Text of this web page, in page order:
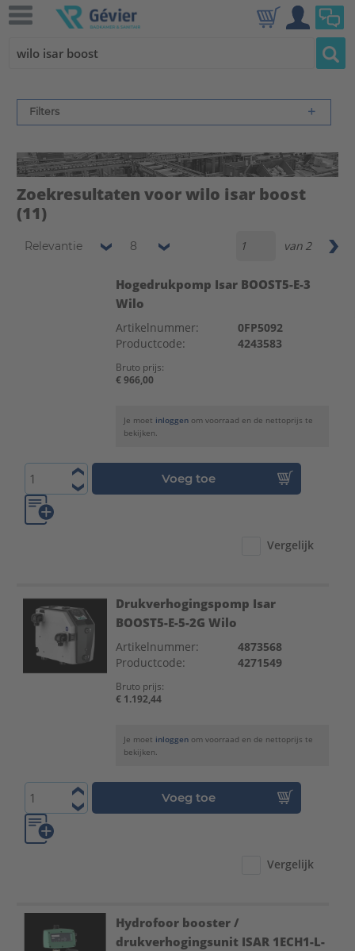
Filters
Zoekresultaten voor wilo isar boost
(11)
Relevantie 8 van 2
Hogedrukpomp Isar BOOST5-E-3
Wilo
Artikelnummer:
0FP5092
Productcode:
4243583
Bruto prijs:
€ 966,00
Je moet inloggen om voorraad en de nettoprijs te
bekijken.
Voeg toe
Vergelijk
Drukverhogingspomp Isar
BOOST5-E-5-2G Wilo
Artikelnummer:
4873568
Productcode:
4271549
Bruto prijs:
€ 1.192,44
Je moet inloggen om voorraad en de nettoprijs te
bekijken.
Voeg toe
Vergelijk
Hydrofoor booster /
drukverhogingsunit ISAR 1ECH1-L-